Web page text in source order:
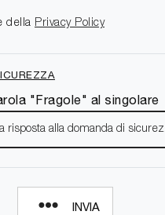
della Privacy Policy
"Fragole" al singolare
INVIA